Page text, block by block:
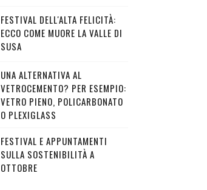
FESTIVAL DELL'ALTA FELICITÀ:
ECCO COME MUORE LA VALLE DI
SUSA
UNA ALTERNATIVA AL
VETROCEMENTO? PER ESEMPIO:
VETRO PIENO, POLICARBONATO
O PLEXIGLASS
FESTIVAL E APPUNTAMENTI
SULLA SOSTENIBILITÀ A
OTTOBRE